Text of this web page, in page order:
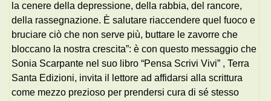
la cenere della depressione, della rabbia, del rancore,
della rassegnazione. È salutare riaccendere quel fuoco e
bruciare ciò che non serve più, buttare le zavorre che
bloccano la nostra crescita”: è con questo messaggio che
Sonia Scarpante nel suo libro “Pensa Scrivi Vivi” , Terra
Santa Edizioni, invita il lettore ad affidarsi alla scrittura
come mezzo prezioso per prendersi cura di sé stesso